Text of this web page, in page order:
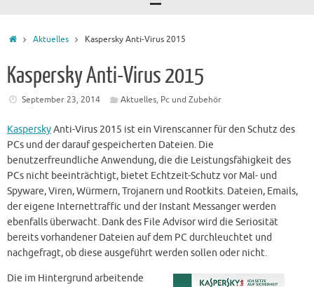
StartAktuelles Kaspersky Anti-Virus 2015
Kaspersky Anti-Virus 2015
September 23, 2014 Aktuelles, Pc und Zubehör
KasperskyAnti-Virus 2015 ist ein Virenscanner für den Schutz des
PCs und der darauf gespeicherten Dateien. Die
benutzerfreundliche Anwendung, die die Leistungsfähigkeit des
PCs nicht beeinträchtigt, bietet Echtzeit-Schutz vor Mal- und
Spyware, Viren, Würmern, Trojanern und Rootkits. Dateien, Emails,
der eigene Internettraffic und der Instant Messanger werden
ebenfalls überwacht. Dank des File Advisor wird die Seriosität
bereits vorhandener Dateien auf dem PC durchleuchtet und
nachgefragt, ob diese ausgeführt werden sollen oder nicht.
Die im Hintergrund arbeitende